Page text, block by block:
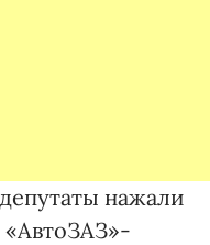
нажали
«АвтоЗАЗ»-